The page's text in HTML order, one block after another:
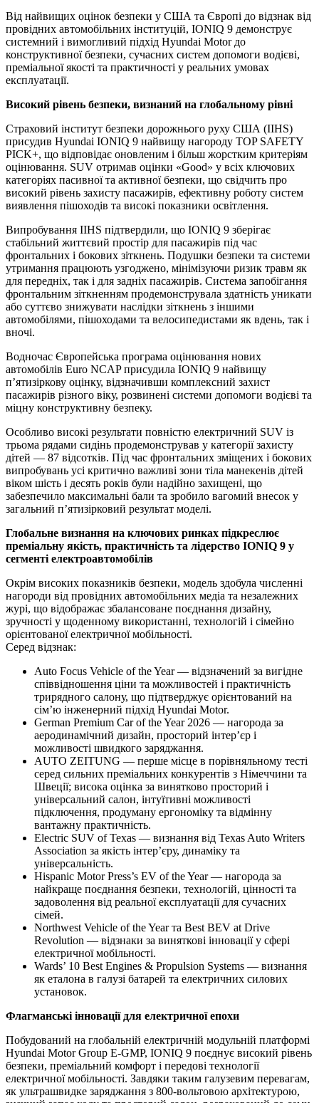
Від найвищих оцінок безпеки у США та Європі до відзнак від
провідних автомобільних інституцій, IONIQ 9 демонструє
системний і вимогливий підхід Hyundai Motor до
конструктивної безпеки, сучасних систем допомоги водієві,
преміальної якості та практичності у реальних умовах
експлуатації.
Високий рівень безпеки, визнаний на глобальному рівні
Страховий інститут безпеки дорожнього руху США (IIHS)
присудив Hyundai IONIQ 9 найвищу нагороду TOP SAFETY
PICK+, що відповідає оновленим і більш жорстким критеріям
оцінювання. SUV отримав оцінки «Good» у всіх ключових
категоріях пасивної та активної безпеки, що свідчить про
високий рівень захисту пасажирів, ефективну роботу систем
виявлення пішоходів та високі показники освітлення.
Випробування IIHS підтвердили, що IONIQ 9 зберігає
стабільний життєвий простір для пасажирів під час
фронтальних і бокових зіткнень. Подушки безпеки та системи
утримання працюють узгоджено, мінімізуючи ризик травм як
для передніх, так і для задніх пасажирів. Система запобігання
фронтальним зіткненням продемонструвала здатність уникати
або суттєво знижувати наслідки зіткнень з іншими
автомобілями, пішоходами та велосипедистами як вдень, так і
вночі.
Водночас Європейська програма оцінювання нових
автомобілів Euro NCAP присудила IONIQ 9 найвищу
п’ятизіркову оцінку, відзначивши комплексний захист
пасажирів різного віку, розвинені системи допомоги водієві та
міцну конструктивну безпеку.
Особливо високі результати повністю електричний SUV із
трьома рядами сидінь продемонстрував у категорії захисту
дітей — 87 відсотків. Під час фронтальних зміщених і бокових
випробувань усі критично важливі зони тіла манекенів дітей
віком шість і десять років були надійно захищені, що
забезпечило максимальні бали та зробило вагомий внесок у
загальний п’ятизірковий результат моделі.
Глобальне визнання на ключових ринках підкреслює
преміальну якість, практичність та лідерство IONIQ 9 у
сегменті електроавтомобілів
Окрім високих показників безпеки, модель здобула численні
нагороди від провідних автомобільних медіа та незалежних
журі, що відображає збалансоване поєднання дизайну,
зручності у щоденному використанні, технологій і сімейно
орієнтованої електричної мобільності.
Серед відзнак:
Auto Focus Vehicle of the Year — відзначений за вигідне
співвідношення ціни та можливостей і практичність
трирядного салону, що підтверджує орієнтований на
сім’ю інженерний підхід Hyundai Motor.
German Premium Car of the Year 2026 — нагорода за
аеродинамічний дизайн, просторий інтер’єр і
можливості швидкого заряджання.
AUTO ZEITUNG — перше місце в порівняльному тесті
серед сильних преміальних конкурентів з Німеччини та
Швеції; висока оцінка за винятково просторий і
універсальний салон, інтуїтивні можливості
підключення, продуману ергономіку та відмінну
вантажну практичність.
Electric SUV of Texas — визнання від Texas Auto Writers
Association за якість інтер’єру, динаміку та
універсальність.
Hispanic Motor Press’s EV of the Year — нагорода за
найкраще поєднання безпеки, технологій, цінності та
задоволення від реальної експлуатації для сучасних
сімей.
Northwest Vehicle of the Year та Best BEV at Drive
Revolution — відзнаки за виняткові інновації у сфері
електричної мобільності.
Wards’ 10 Best Engines & Propulsion Systems — визнання
як еталона в галузі батарей та електричних силових
установок.
Флагманські інновації для електричної епохи
Побудований на глобальній електричній модульній платформі
Hyundai Motor Group E-GMP, IONIQ 9 поєднує високий рівень
безпеки, преміальний комфорт і передові технології
електричної мобільності. Завдяки таким галузевим перевагам,
як ультрашвидке заряджання з 800-вольтовою архітектурою,